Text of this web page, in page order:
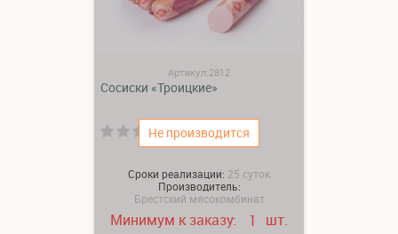
Не производится
Артикул:2812
Сосиски «Троицкие»
(0)
Сроки реализации: 25 суток
Производитель:
Брестский мясокомбинат
Минимум к заказу: 1 шт.